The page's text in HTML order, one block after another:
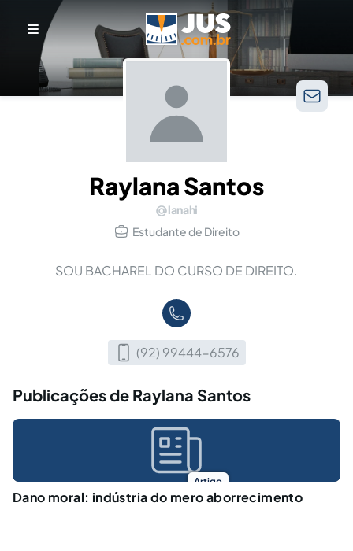
Raylana Santos
lanahi
Estudante de Direito
SOU BACHAREL DO CURSO DE DIREITO.
(92) 99444-6576
Publicações de Raylana Santos
Artigo
Dano moral: indústria do mero aborrecimento